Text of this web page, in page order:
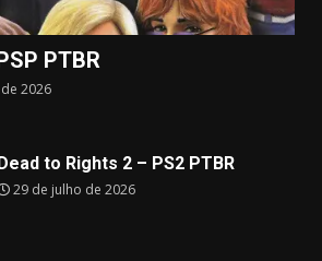
PTBR
2026
to Rights 2 – PS2 PTBR
29 de julho de 2026